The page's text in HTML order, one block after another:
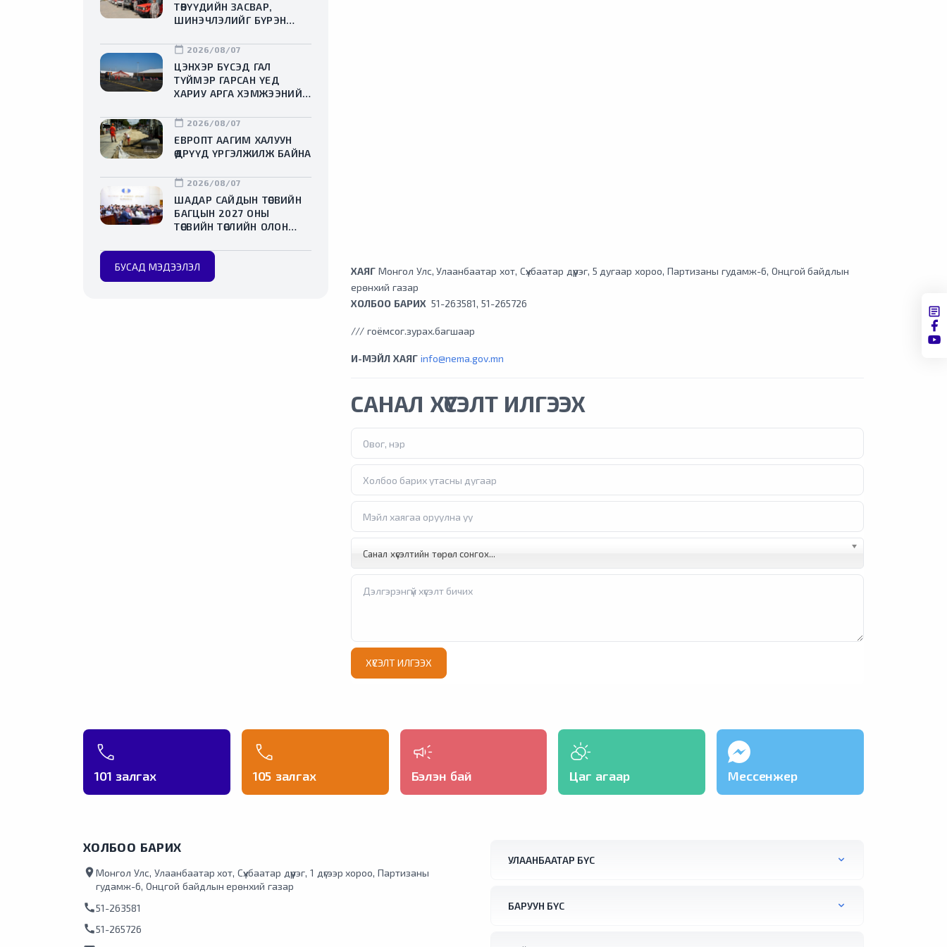
ТӨВҮҮДИЙН ЗАСВАР,
ШИНЭЧЛЭЛИЙГ БҮРЭН
РҮҮ МЕНЕЖМЕНТИЙГ НЬ
ОНЦОЛЛОО
calendar_today 2026/08/07
ЦЭНХЭР БҮСЭД ГАЛ
ТҮЙМЭР ГАРСАН ҮЕД
ХАРИУ АРГА ХЭМЖЭЭНИЙ
ЗОХИОН БАЙГУУЛЛАА
calendar_today 2026/08/07
ЕВРОПТ ААГИМ ХАЛУУН
ӨДРҮҮД ҮРГЭЛЖИЛЖ БАЙНА
calendar_today 2026/08/07
ШАДАР САЙДЫН ТӨСВИЙН
БАГЦЫН 2027 ОНЫ
ТӨСВИЙН ТӨСЛИЙН ОЛОН
БОЛЛОО
БУСАД МЭДЭЭЛЭЛ
ХАЯГ Монгол Улс, Улаанбаатар хот, Сүхбаатар дүүрэг, 5 дугаар хороо, Партизаны гудамж-6, Онцгой байдлын
ерөнхий газар
ХОЛБОО БАРИХ 51-263581,51-265726
/// гоёмсог.зурах.багшаар
И-МЭЙЛ ХАЯГ info@nema.gov.mn
САНАЛ ХҮСЭЛТ ИЛГЭЭХ
Санал хүсэлтийн төрөл сонгох...
ХҮСЭЛТ ИЛГЭЭХ
101 залгах 105 залгах Бэлэн бай Цаг агаар Мессенжер
ХОЛБОО БАРИХ
location_onМонгол Улс, Улаанбаатар хот, Сүхбаатар дүүрэг, 1 дүгээр хороо, Партизаны
гудамж-6, Онцгой байдлын ерөнхий газар
call51-263581
call51-265726
УЛААНБААТАР БҮС
БАРУУН БҮС